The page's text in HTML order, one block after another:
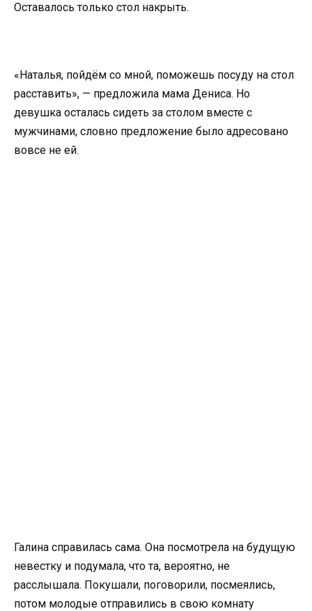
Оставалось только стол накрыть.
«Наталья, пойдём со мной, поможешь посуду на стол
расставить», — предложила мама Дениса. Но
девушка осталась сидеть за столом вместе с
мужчинами, словно предложение было адресовано
вовсе не ей.
Галина справилась сама. Она посмотрела на будущую
невестку и подумала, что та, вероятно, не
расслышала. Покушали, поговорили, посмеялись,
потом молодые отправились в свою комнату